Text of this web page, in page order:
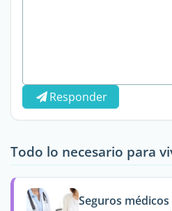
Responder
Todo lo necesario para
Seguros